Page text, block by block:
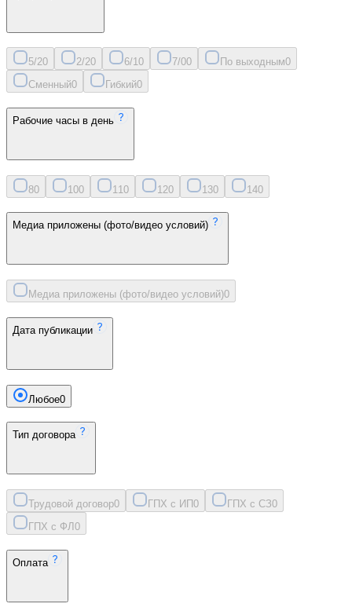
5/20 2/20 6/10 7/00 По выходным0
Сменный0 Гибкий0
Рабочие часы в день
80 100 11 0 120 130 140
Медиа приложены (фото/видео условий)
Медиа приложены (фото/видео условий)0
Дата публикации
Любое0
Тип договора
Трудовой договор0 ГПХ с ИП0 ГПХ с СЗ0
ГПХ с ФЛ 0
Оплата